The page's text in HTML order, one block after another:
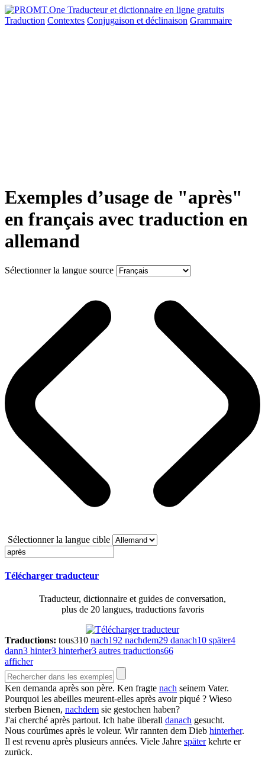
Traduction Contextes Conjugaison et déclinaison Grammaire
Exemples d’usage de "après"
en français avec traduction en
allemand
Sélectionner la langue source
Sélectionner la langue cible
Télécharger traducteur
Traducteur, dictionnaire et guides de conversation,
plus de 20 langues, traductions favoris
Traductions: tous310 nach192 nachdem29 danach10 später4
dann3 hinter3 hinterher3 autres traductions66
afficher
Ken demanda après son père. Ken fragte nach seinem Vater.
Pourquoi les abeilles meurent-elles après avoir piqué ? Wieso
sterben Bienen, nachdem sie gestochen haben?
J'ai cherché après partout. Ich habe überall danach gesucht.
Nous courûmes après le voleur. Wir rannten dem Dieb hinterher.
Il est revenu après plusieurs années. Viele Jahre späterkehrte er
zurück.